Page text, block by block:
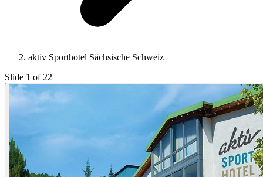
aktiv Sporthotel Sächsische Schweiz
Slide 1 of 22